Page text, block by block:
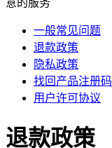
一般常见问题
退款政策
隐私政策
找回产品注册码
用户许可协议
退款政策